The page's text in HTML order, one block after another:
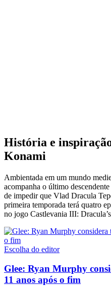
História e
Konami
Ambientada em um mundo
acompanha o último
de impedir que Vlad Dracula
primeira temporada terá quatro
no jogo Castlevania III:
Escolha do editor
Glee: Ryan Murphy
11 anos após o fim